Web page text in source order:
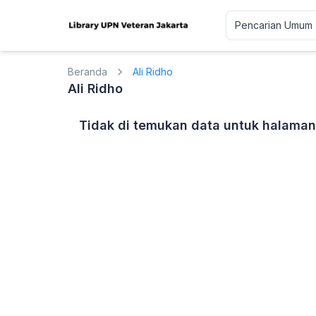
Beranda Ali Ridho
Ali Ridho
Tidak di temukan data untuk